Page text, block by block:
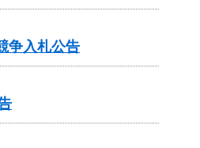
争入札公告